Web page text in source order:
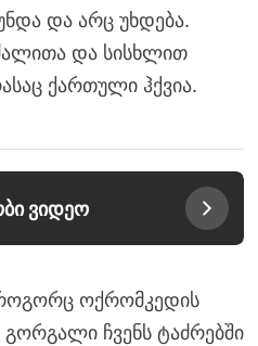
და არც უხდება.
და სისხლით
ქართული ჰქვია.
ვიდეო
ოქრომკედის
ჩვენს ტაძრებში